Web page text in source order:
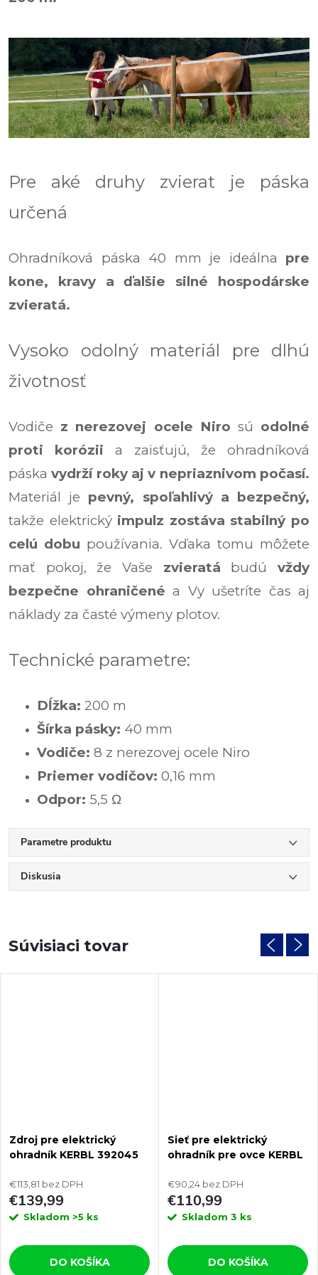
Pre aké druhy zvierat je páska
určená
Ohradníková páska 40 mm je ideálna pre
kone, kravy a ďalšie silné hospodárske
zvieratá.
Vysoko odolný materiál pre dlhú
životnosť
Vodiče z nerezovej ocele Niro sú odolné
proti korózii a zaisťujú, že ohradníková
páskavydrží roky aj v nepriaznivom počasí.
Materiál je pevný, spoľahlivý a bezpečný,
takže elektrický impulz zostáva stabilný po
celú dobu používania. Vďaka tomu môžete
mať pokoj, že Vaše zvieratá budúvždy
bezpečne ohraničené a Vy ušetríte čas aj
náklady za časté výmeny plotov.
Technické parametre:
Dĺžka: 200 m
Šírka pásky: 40 mm
Vodiče: 8 z nerezovej ocele Niro
Priemer vodičov: 0,16 mm
Odpor: 5,5 Ω
Parametre produktu
Diskusia
Súvisiaci tovar
Zdroj pre elektrický
ohradník KERBL 392045
1500
€113,81 bez DPH
€139,99
Skladom >5 ks
DO KOŠÍKA
Sieť pre elektrický
ohradník pre ovce KERBL
50 m / 2 hroty, zelená
€90,24 bez DPH
€110,99
Skladom 3 ks
DO KOŠÍKA